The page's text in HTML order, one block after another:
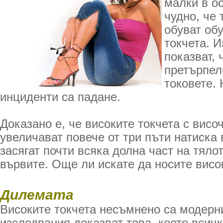
малки в
чудно, че
обуват
токчета.
показват,
токовете.
инциденти са падане.
Доказано е, че високите токчета с
увеличават повече от три пъти натиска
засягат почти всяка долна част на
вървите. Още ли искате да носите
Дилемата
Високите токчета несъмнено са